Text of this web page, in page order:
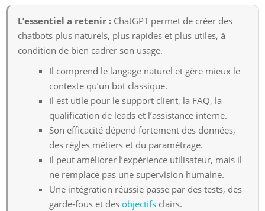
L’essentiel a retenir : ChatGPT permet de créer des
chatbots plus naturels, plus rapides et plus utiles, à
condition de bien cadrer son usage.
Il comprend le langage naturel et gère mieux le
contexte qu’un bot classique.
Il est utile pour le support client, la FAQ, la
qualification de leads et l’assistance interne.
Son efficacité dépend fortement des données,
des règles métiers et du paramétrage.
Il peut améliorer l’expérience utilisateur, mais il
ne remplace pas une supervision humaine.
Une intégration réussie passe par des tests, des
garde-fous et des objectifs clairs.